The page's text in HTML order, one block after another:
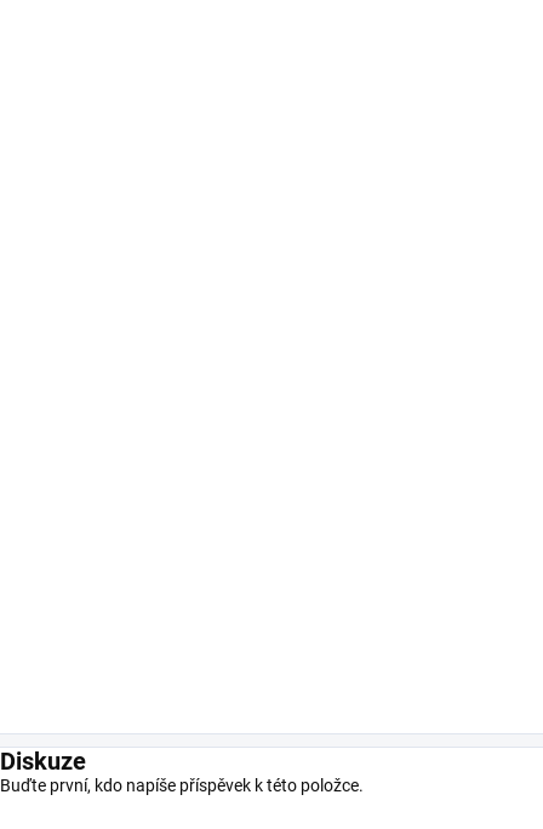
Diskuze
Buďte první, kdo napíše příspěvek k této položce.